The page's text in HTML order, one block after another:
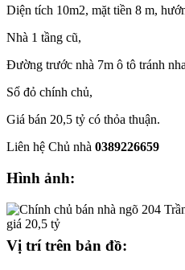
Diện tích 10m2, mặt tiền 8 m,
Nhà 1 tầng cũ,
Đường trước nhà 7m ô tô tránh
Sổ đỏ chính chủ,
Giá bán 20,5 tỷ có thỏa thuận.
Liên hệ Chủ nhà 0389226659
Hình ảnh:
Vị trí trên bản đồ: